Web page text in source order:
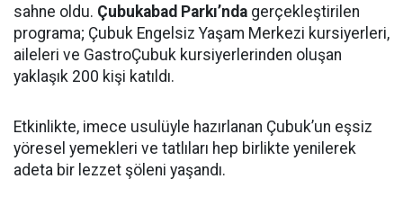
sahne oldu. Çubukabad Parkı’nda gerçekleştirilen
programa; Çubuk Engelsiz Yaşam Merkezi kursiyerleri,
aileleri ve GastroÇubuk kursiyerlerinden oluşan
yaklaşık 200 kişi katıldı.
Etkinlikte, imece usulüyle hazırlanan Çubuk’un eşsiz
yöresel yemekleri ve tatlıları hep birlikte yenilerek
adeta bir lezzet şöleni yaşandı.